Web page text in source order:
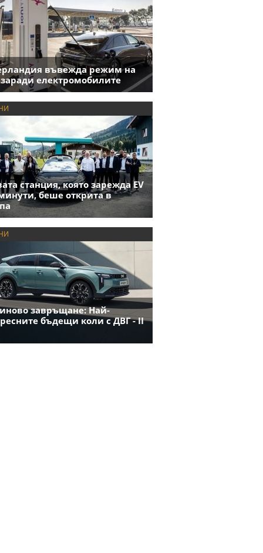
въвежда режим на
заради електромобилите
станция, която зарежда EV
беше открита в
завръщане: Най-
бъдещи коли с ДВГ - II